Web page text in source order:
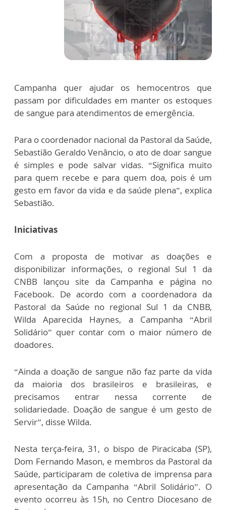
Campanha quer ajudar os hemocentros que
passam por dificuldades em manter os estoques
de sangue para atendimentos de emergência.
Para o coordenador nacional da Pastoral da Saúde,
Sebastião Geraldo Venâncio, o ato de doar sangue
é simples e pode salvar vidas. “Significa muito
para quem recebe e para quem doa, pois é um
gesto em favor da vida e da saúde plena”, explica
Sebastião.
Iniciativas
Com a proposta de motivar as doações e
disponibilizar informações, o regional Sul 1 da
CNBB lançou site da Campanha e página no
Facebook. De acordo com a coordenadora da
Pastoral da Saúde no regional Sul 1 da CNBB,
Wilda Aparecida Haynes, a Campanha “Abril
Solidário” quer contar com o maior número de
doadores.
“Ainda a doação de sangue não faz parte da vida
da maioria dos brasileiros e brasileiras, e
precisamos entrar nessa corrente de
solidariedade. Doação de sangue é um gesto de
Servir”, disse Wilda.
Nesta terça-feira, 31, o bispo de Piracicaba (SP),
Dom Fernando Mason, e membros da Pastoral da
Saúde, participaram de coletiva de imprensa para
apresentação da Campanha “Abril Solidário”. O
evento ocorreu às 15h, no Centro Diocesano de